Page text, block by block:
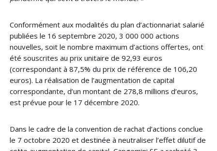
Conformément aux modalités du plan d’actionnariat salarié
publiées le 16 septembre 2020, 3 000 000 actions
nouvelles, soit le nombre maximum d’actions offertes, ont
été souscrites au prix unitaire de 92,93 euros
(correspondant à 87,5% du prix de référence de 106,20
euros). La réalisation de l’augmentation de capital
correspondante, d’un montant de 278,8 millions d’euros,
est prévue pour le 17 décembre 2020.
Dans le cadre de la convention de rachat d’actions conclue
le 7 octobre 2020 et destinée à neutraliser l’effet dilutif de